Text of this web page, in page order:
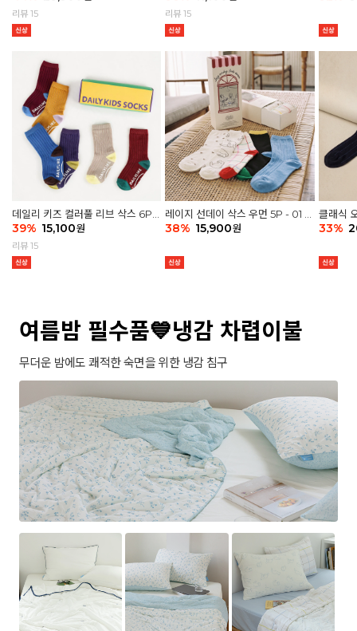
리뷰 15 리뷰 15
데일리 키즈 컬러풀 리브 삭스 6P -
03 세트
39% 15,100원
리뷰 15
레이지 선데이 삭스 우먼 5P - 01 G
athering
38% 15,900원
클래식
세트
33%
여름밤 필수품💙냉감 차렵이불
무더운 밤에도 쾌적한 숙면을 위한 냉감 침구